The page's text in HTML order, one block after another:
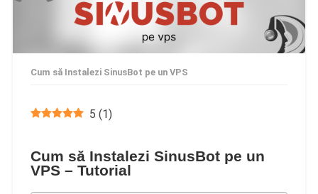
Cum să Instalezi SinusBot pe un VPS
5 (1)
Cum să Instalezi SinusBot pe un
VPS – Tutorial